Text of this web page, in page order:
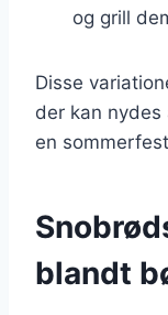
og grill
Disse
der kan
en
blandt